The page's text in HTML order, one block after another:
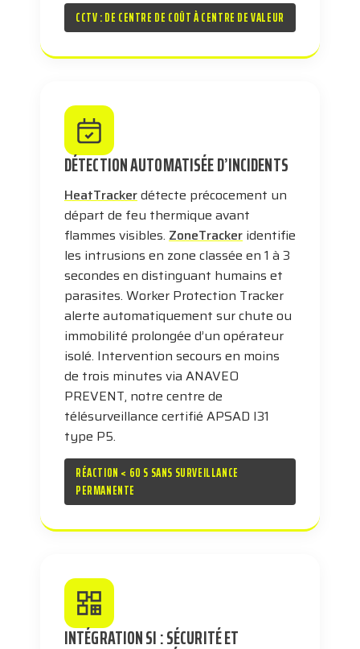
CCTV : DE CENTRE DE COÛT À CENTRE DE VALEUR
DÉTECTION AUTOMATISÉE D’INCIDENTS
HeatTrackerdétecte précocement un
départ de feu thermique avant
flammes visibles. ZoneTracker identifie
les intrusions en zone classée en 1 à 3
secondes en distinguant humains et
parasites. Worker Protection Tracker
alerte automatiquement sur chute ou
immobilité prolongée d’un opérateur
isolé. Intervention secours en moins
de trois minutes via ANAVEO
PREVENT, notre centre de
télésurveillance certifié APSAD I31
type P5.
RÉACTION < 60 S SANS SURVEILLANCE
PERMANENTE
INTÉGRATION SI : SÉCURITÉ ET